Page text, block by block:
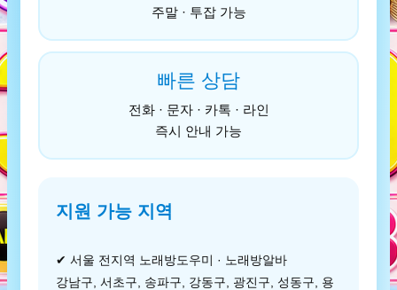
주말 · 투잡 가능
빠른 상담
전화 · 문자 · 카톡 · 라인
즉시 안내 가능
지원 가능 지역
✔ 서울 전지역 노래방도우미 · 노래방알바
강남구, 서초구, 송파구, 강동구, 광진구, 성동구, 용